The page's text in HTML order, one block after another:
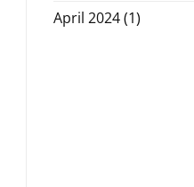
April 2024(1)